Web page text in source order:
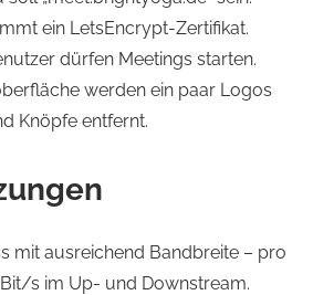
ein LetsEncrypt-Zertifikat.
dürfen Meetings starten.
werden ein paar Logos
Knöpfe entfernt.
mit ausreichend Bandbreite – pro
s im Up- und Downstream.